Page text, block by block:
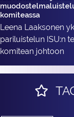
komiteassa
Leena Laaksonen
pariluistelun ISU:n
komitean johtoon